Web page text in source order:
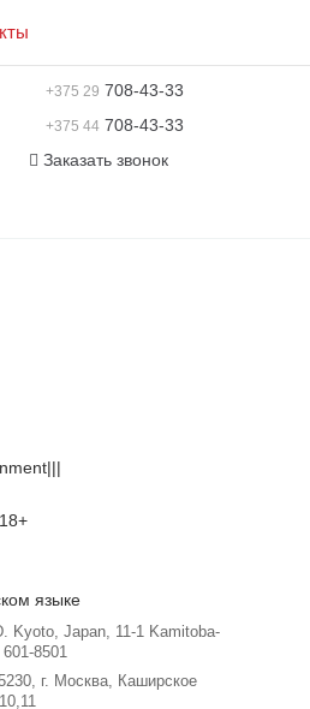
+375 29 708-43-33
+375 44708-43-33
Заказать звонок
языке
Kyoto, Japan, 11-1 Kamitoba-
8501
г. Москва, Каширское